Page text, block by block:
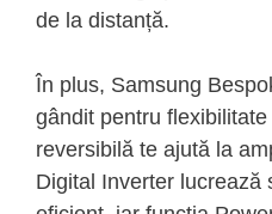
de la distanță.
În plus, Samsung
gândit pentru
reversibilă te ajută la
Digital Inverter lucrează